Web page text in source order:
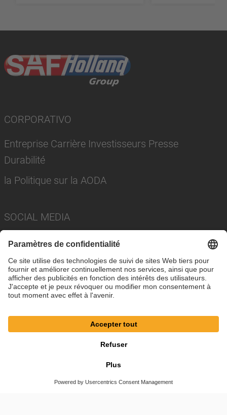
CORPORATIVO
Entreprise Carrière Investisseurs Presse
Durabilité
la Politique sur la AODA
SOCIAL MEDIA
© SAF-HOLLAND SE
Politique de confidentialité
Paramètres des cookies